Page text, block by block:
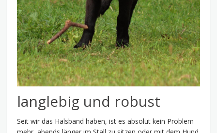
langlebig und robust
Seit wir das Halsband haben, ist es absolut kein Problem